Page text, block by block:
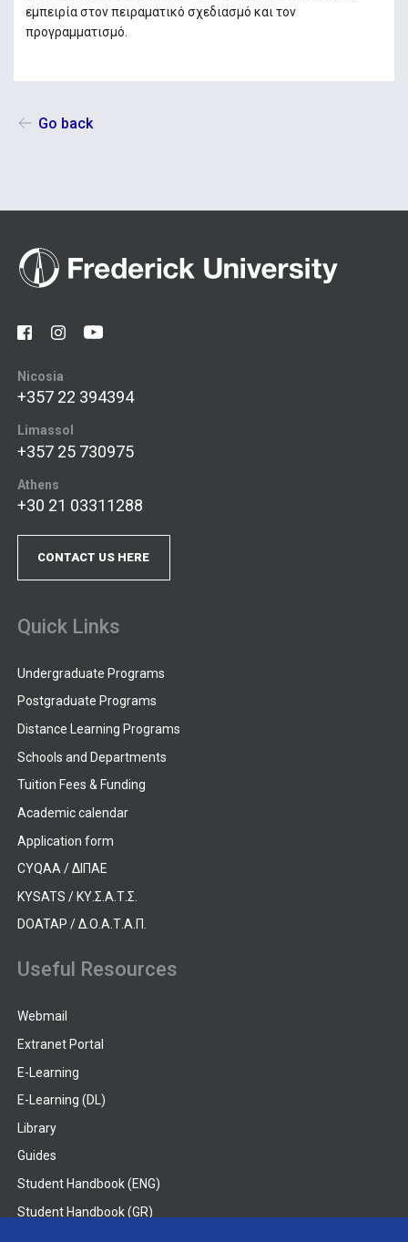
εμπειρία στον πειραματικό σχεδιασμό και τον
προγραμματισμό.
Go back
Nicosia
+357 22 394394
Limassol
+357 25 730975
Athens
+30 21 03311288
CONTACT US HERE
Quick Links
Undergraduate Programs
Postgraduate Programs
Distance Learning Programs
Schools and Departments
Tuition Fees & Funding
Academic calendar
Application form
CYQAA / ΔΙΠΑΕ
KYSATS / ΚΥ.Σ.Α.Τ.Σ.
DOATAP / Δ.Ο.Α.Τ.Α.Π.
Useful Resources
Webmail
Extranet Portal
E-Learning
E-Learning (DL)
Library
Guides
Student Handbook (ENG)
Student Handbook (GR)